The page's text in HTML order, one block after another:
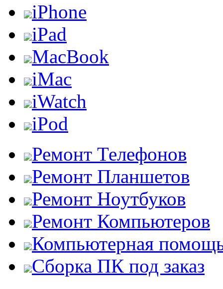
iPhone
iPad
MacBook
iMac
iWatch
iPod
Ремонт Телефонов
Ремонт Планшетов
Ремонт Ноутбуков
Ремонт Компьютеров
Компьютерная
Сборка ПК под заказ